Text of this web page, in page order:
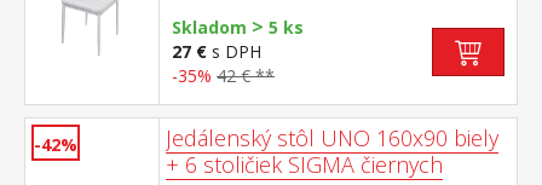
Skladom > 5 ks
27 € s DPH
-35% 42 € **
-42%
Jedálenský stôl UNO 160x90 biely
+ 6 stoličiek SIGMA čiernych